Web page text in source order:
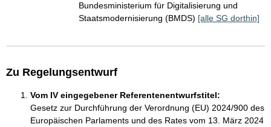
Bundesministerium für Digitalisierung und
Staatsmodernisierung (BMDS) [alle SG dorthin]
Zu Regelungsentwurf
Vom IV eingegebener Referentenentwurfstitel:
Gesetz zur Durchführung der Verordnung (EU) 2024/900 des
Europäischen Parlaments und des Rates vom 13. März 2024